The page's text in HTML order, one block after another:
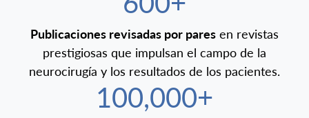
Publicaciones revisadas por pares en revistas
prestigiosas que impulsan el campo de la
neurocirugía y los resultados de los pacientes.
100,000+